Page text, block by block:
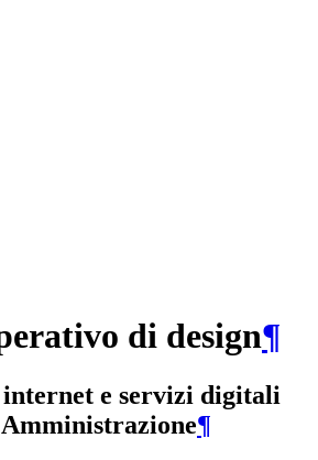
di design¶
e servizi digitali
¶